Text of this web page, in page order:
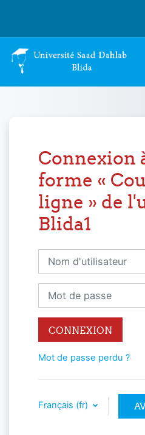
Connexion
forme «
ligne » de
Blida1
Nom d'utilisateur
Mot de passe
CONNEXION
Mot de passe perdu ?
Français ‎(fr)‎